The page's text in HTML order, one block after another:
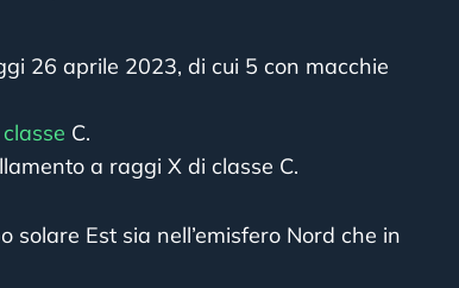
26 aprile 2023, di cui 5 con macchie
classe C.
a raggi X di classe C.
Est sia nell’emisfero Nord che in